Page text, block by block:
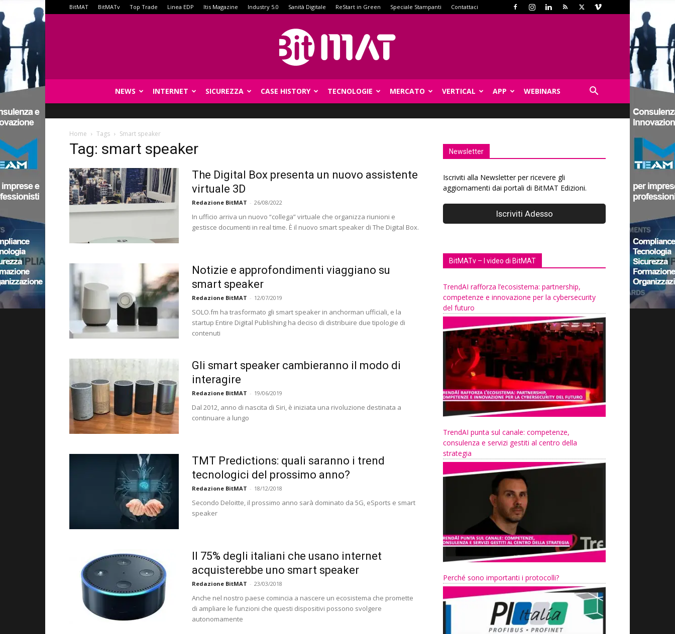
BitMAT BitMATv Top Trade Linea EDP Itis Magazine Industry 5.0 Sanità Digitale ReStart in Green Speciale Stampanti Contattaci
NEWS INTERNET SICUREZZA CASE HISTORY TECNOLOGIE MERCATO VERTICAL APP WEBINARS
Home Tags Smart speaker
Tag: smart speaker
The Digital Box presenta un nuovo assistente
virtuale 3D
Redazione BitMAT - 26/08/2022
In ufficio arriva un nuovo “collega” virtuale che organizza riunioni e
gestisce documenti in real time. È il nuovo smart speaker di The Digital Box.
Notizie e approfondimenti viaggiano su
smart speaker
Redazione BitMAT - 12/07/2019
SOLO.fm ha trasformato gli smart speaker in anchorman ufficiali, e la
startup Entire Digital Publishing ha deciso di distribuire due tipologie di
contenuti
Gli smart speaker cambieranno il modo di
interagire
Redazione BitMAT - 19/06/2019
Dal 2012, anno di nascita di Siri, è iniziata una rivoluzione destinata a
continuare a lungo
TMT Predictions: quali saranno i trend
tecnologici del prossimo anno?
Redazione BitMAT - 18/12/2018
Secondo Deloitte, il prossimo anno sarà dominato da 5G, eSports e smart
speaker
Il 75% degli italiani che usano internet
acquisterebbe uno smart speaker
Redazione BitMAT - 23/03/2018
Anche nel nostro paese comincia a nascere un ecosistema che promette
di ampliare le funzioni che questi dispositivi possono svolgere
autonomamente
Newsletter
Iscriviti alla Newsletter per ricevere gli
aggiornamenti dai portali di BitMAT Edizioni.
BitMATv – I video di BitMAT
TrendAI rafforza l’ecosistema: partnership,
competenze e innovazione per la cybersecurity
del futuro
TrendAI punta sul canale: competenze,
consulenza e servizi gestiti al centro della
strategia
Perché sono importanti i protocolli?